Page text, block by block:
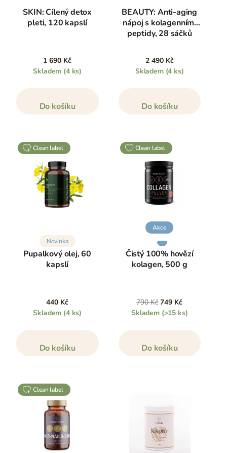
SKIN: Cílený detox
pleti, 120 kapslí
1 690 Kč
Skladem (4 ks)
Do košíku
BEAUTY: Anti-aging
nápoj s kolagenními
peptidy, 28 sáčků
2 490 Kč
Skladem (4 ks)
Do košíku
clean label
Novinka
Pupalkový olej, 60
kapslí
440 Kč
Skladem (4 ks)
Do košíku
clean label
Akce
Čistý 100% hovězí
kolagen, 500 g
790 Kč 749 Kč
Skladem (>15 ks)
Do košíku
clean label